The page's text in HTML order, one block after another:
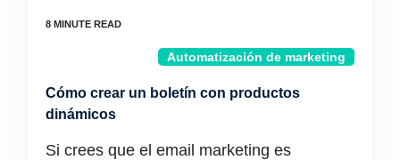
Automatización de marketing
Cómo crear un boletín con productos
dinámicos
Si crees que el email marketing es